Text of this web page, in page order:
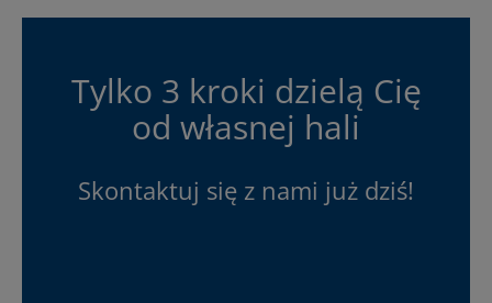
Tylko 3 kroki dzielą Cię
od własnej hali
Skontaktuj się z nami już dziś!